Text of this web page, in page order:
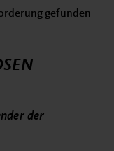
gefunden
der